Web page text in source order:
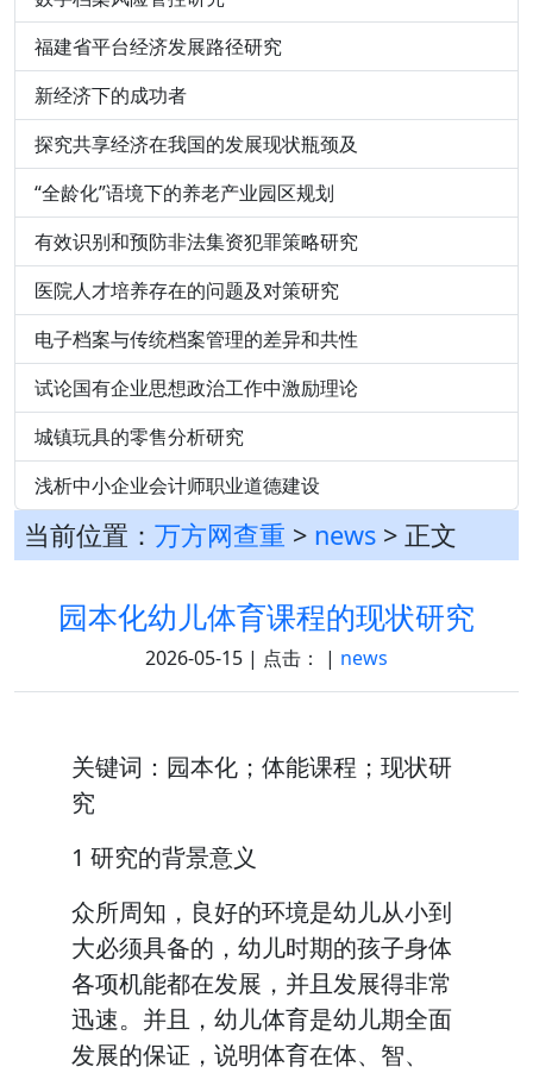
福建省平台经济发展路径研究
新经济下的成功者
探究共享经济在我国的发展现状瓶颈及
“全龄化”语境下的养老产业园区规划
有效识别和预防非法集资犯罪策略研究
医院人才培养存在的问题及对策研究
电子档案与传统档案管理的差异和共性
试论国有企业思想政治工作中激励理论
城镇玩具的零售分析研究
浅析中小企业会计师职业道德建设
当前位置： 万方网查重 > news > 正文
园本化幼儿体育课程的现状研究
2026-05-15 | 点击： | news
关键词：园本化；体能课程；现状研
究
1 研究的背景意义
众所周知，良好的环境是幼儿从小到
大必须具备的，幼儿时期的孩子身体
各项机能都在发展，并且发展得非常
迅速。并且，幼儿体育是幼儿期全面
发展的保证，说明体育在体、智、